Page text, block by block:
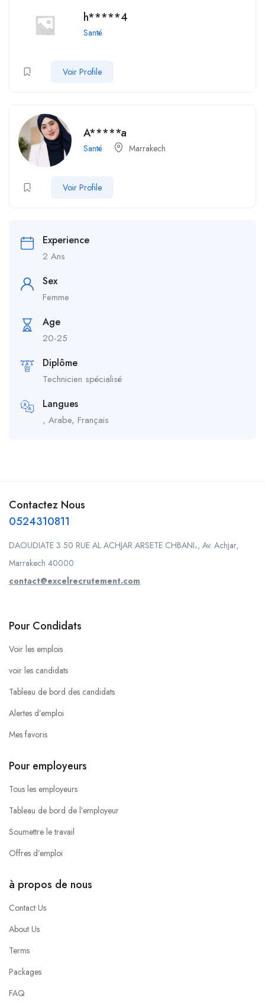
h*****4
Santé
Voir Profile
A*****a
Santé Marrakech
Voir Profile
Experience
2 Ans
Sex
Femme
Age
20-25
Diplôme
Technicien spécialisé
Langues
, Arabe, Français
Contactez Nous
0524310811
DAOUDIATE 3 50 RUE AL ACHJAR ARSETE CHBANI،, Av. Achjar,
Marrakech 40000
contact@excelrecrutement.com
Pour Condidats
Voir les emplois
voir les candidats
Tableau de bord des candidats
Alertes d’emploi
Mes favoris
Pour employeurs
Tous les employeurs
Tableau de bord de l’employeur
Soumettre le travail
Offres d’emploi
à propos de nous
Contact Us
About Us
Terms
Packages
FAQ